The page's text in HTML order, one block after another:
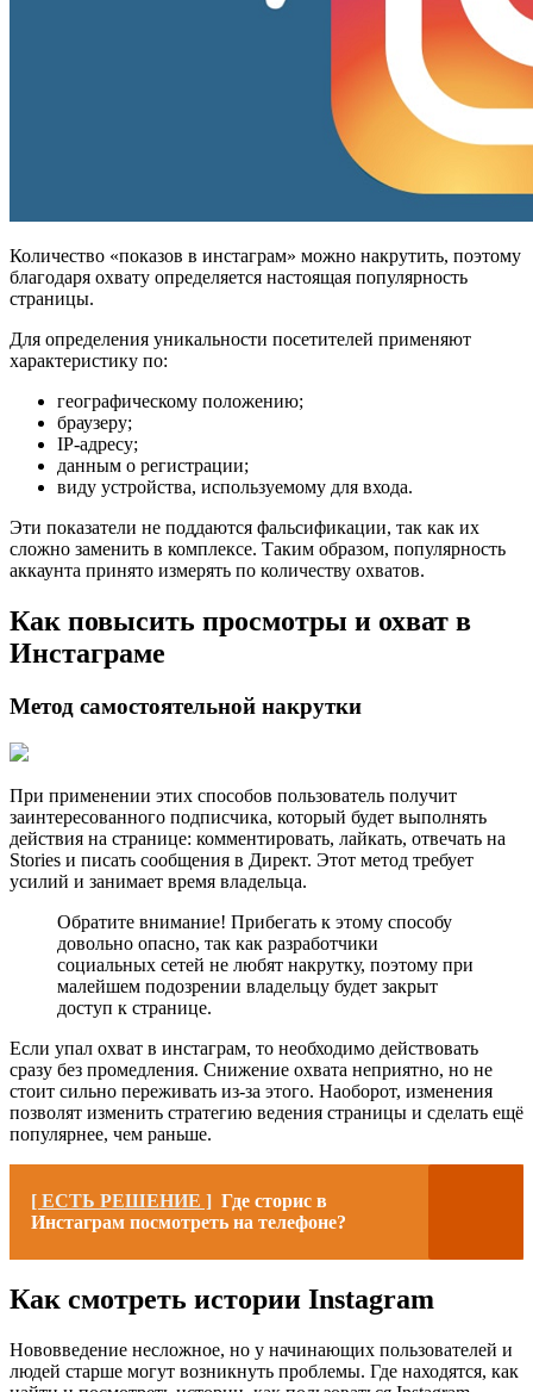
Количество «показов в инстаграм» можно накрутить, поэтому
благодаря охвату определяется настоящая популярность
страницы.
Для определения уникальности посетителей применяют
характеристику по:
географическому положению;
браузеру;
IP-адресу;
данным о регистрации;
виду устройства, используемому для входа.
Эти показатели не поддаются фальсификации, так как их
сложно заменить в комплексе. Таким образом, популярность
аккаунта принято измерять по количеству охватов.
Как повысить просмотры и охват в
Инстаграме
Метод самостоятельной накрутки
При применении этих способов пользователь получит
заинтересованного подписчика, который будет выполнять
действия на странице: комментировать, лайкать, отвечать на
Stories и писать сообщения в Директ. Этот метод требует
усилий и занимает время владельца.
Обратите внимание! Прибегать к этому способу
довольно опасно, так как разработчики
социальных сетей не любят накрутку, поэтому при
малейшем подозрении владельцу будет закрыт
доступ к странице.
Если упал охват в инстаграм, то необходимо действовать
сразу без промедления. Снижение охвата неприятно, но не
стоит сильно переживать из-за этого. Наоборот, изменения
позволят изменить стратегию ведения страницы и сделать ещё
популярнее, чем раньше.
[ ЕСТЬ РЕШЕНИЕ ] Где сторис в
Инстаграм посмотреть на телефоне?
Как смотреть истории Instagram
Нововведение несложное, но у начинающих пользователей и
людей старше могут возникнуть проблемы. Где находятся, как